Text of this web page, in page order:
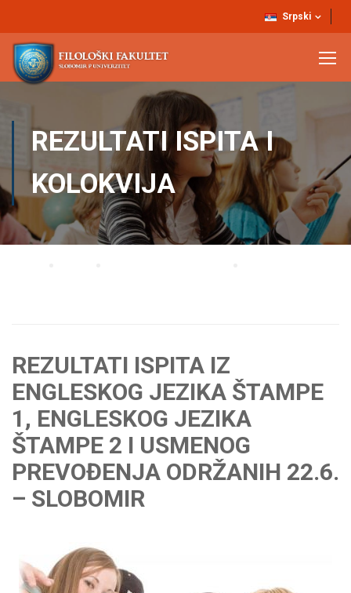
Srpski
REZULTATI ISPITA I
KOLOKVIJA
REZULTATI ISPITA IZ
ENGLESKOG JEZIKA ŠTAMPE
1, ENGLESKOG JEZIKA
ŠTAMPE 2 I USMENOG
PREVOĐENJA ODRŽANIH 22.6.
– SLOBOMIR